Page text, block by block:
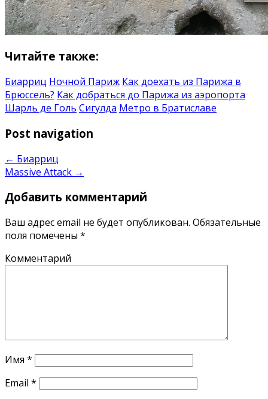
Читайте также:
Биарриц Ночной Париж Как доехать из Парижа в
Брюссель? Как добраться до Парижа из аэропорта
Шарль де Голь Сигулда Метро в Братиславе
Post navigation
← Биарриц
Massive Attack →
Добавить комментарий
Ваш адрес email не будет опубликован. Обязательные
поля помечены *
Комментарий
Имя *
Email *